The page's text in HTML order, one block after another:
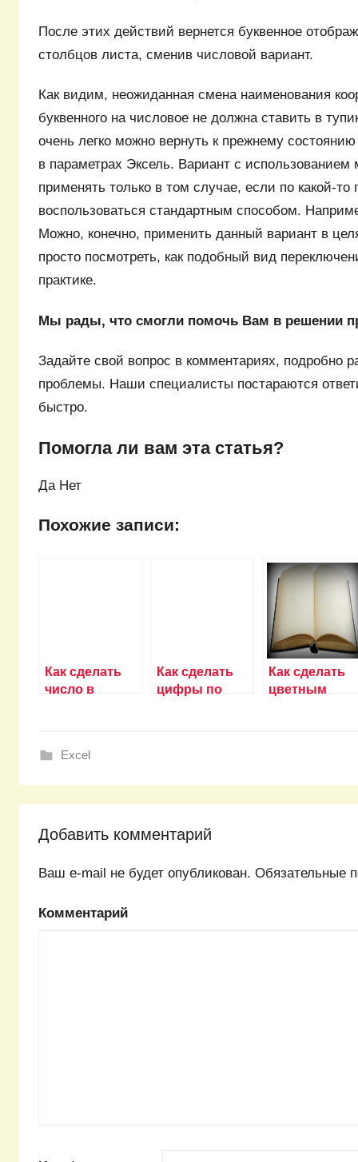
После этих действий вернется буквенное
столбцов листа, сменив числовой вариант.
Как видим, неожиданная смена наименования
буквенного на числовое не должна ставить в
очень легко можно вернуть к прежнему
в параметрах Эксель. Вариант с использованием
применять только в том случае, если по какой-
воспользоваться стандартным способом.
Можно, конечно, применить данный вариант в
просто посмотреть, как подобный вид
практике.
Мы рады, что смогли помочь Вам в решении
Задайте свой вопрос в комментариях, подробно
проблемы. Наши специалисты постараются
быстро.
Помогла ли вам эта статья?
Да Нет
Похожие записи:
Как сделать
число в
Как сделать
цифры по
Как сделать
цветным
Excel
Добавить комментарий
Ваш e-mail не будет опубликован. Обязательные
Комментарий